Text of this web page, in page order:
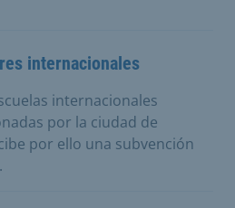
internacionales
internacionales
por la ciudad de
por ello una subvención